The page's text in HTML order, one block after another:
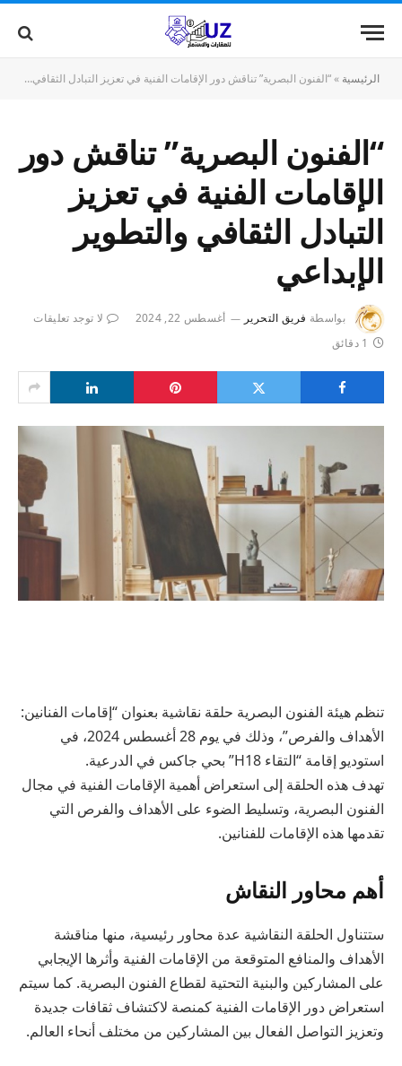
الرئيسية »“الفنون البصرية” تناقش دور الإقامات الفنية في تعزيز التبادل الثقافي والتطوير الإبداعي
“الفنون البصرية” تناقش دور
الإقامات الفنية في تعزيز
التبادل الثقافي والتطوير
الإبداعي
بواسطة فريق التحرير أغسطس 22, 2024
لا توجد تعليقات
1 دقائق
تنظم هيئة الفنون البصرية حلقة نقاشية بعنوان “إقامات الفنانين:
الأهداف والفرص”، وذلك في يوم 28 أغسطس 2024، في
استوديو إقامة “التقاء H18” بحي جاكس في الدرعية.
تهدف هذه الحلقة إلى استعراض أهمية الإقامات الفنية في مجال
الفنون البصرية، وتسليط الضوء على الأهداف والفرص التي
تقدمها هذه الإقامات للفنانين.
أهم محاور النقاش
ستتناول الحلقة النقاشية عدة محاور رئيسية، منها مناقشة
الأهداف والمنافع المتوقعة من الإقامات الفنية وأثرها الإيجابي
على المشاركين والبنية التحتية لقطاع الفنون البصرية. كما سيتم
استعراض دور الإقامات الفنية كمنصة لاكتشاف ثقافات جديدة
وتعزيز التواصل الفعال بين المشاركين من مختلف أنحاء العالم.